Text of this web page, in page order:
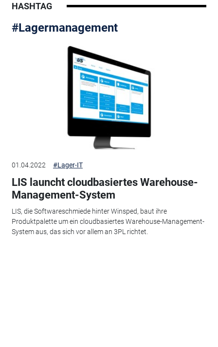
HASHTAG
#Lagermanagement
01.04.2022 #Lager-IT
LIS launcht cloudbasiertes Warehouse-
Management-System
LIS, die Softwareschmiede hinter Winsped, baut ihre
Produktpalette um ein cloudbasiertes Warehouse-Management-
System aus, das sich vor allem an 3PL richtet.